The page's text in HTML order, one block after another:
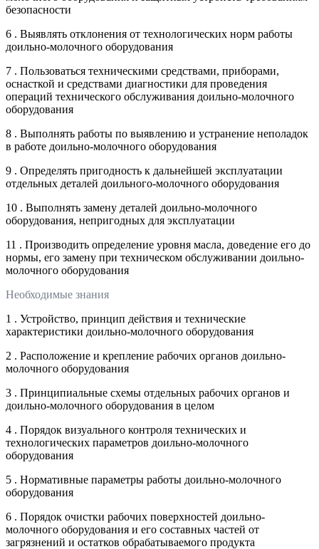
безопасности
6 . Выявлять отклонения от технологических норм работы
доильно-молочного оборудования
7 . Пользоваться техническими средствами, приборами,
оснасткой и средствами диагностики для проведения
операций технического обслуживания доильно-молочного
оборудования
8 . Выполнять работы по выявлению и устранение неполадок
в работе доильно-молочного оборудования
9 . Определять пригодность к дальнейшей эксплуатации
отдельных деталей доильного-молочного оборудования
10 . Выполнять замену деталей доильно-молочного
оборудования, непригодных для эксплуатации
11 . Производить определение уровня масла, доведение его до
нормы, его замену при техническом обслуживании доильно-
молочного оборудования
Необходимые знания
1 . Устройство, принцип действия и технические
характеристики доильно-молочного оборудования
2 . Расположение и крепление рабочих органов доильно-
молочного оборудования
3 . Принципиальные схемы отдельных рабочих органов и
доильно-молочного оборудования в целом
4 . Порядок визуального контроля технических и
технологических параметров доильно-молочного
оборудования
5 . Нормативные параметры работы доильно-молочного
оборудования
6 . Порядок очистки рабочих поверхностей доильно-
молочного оборудования и его составных частей от
загрязнений и остатков обрабатываемого продукта